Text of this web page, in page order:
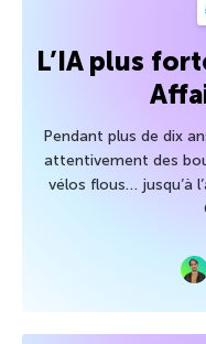
L’IA plus
Pendant plus de dix
attentivement des
vélos flous… jusqu’à